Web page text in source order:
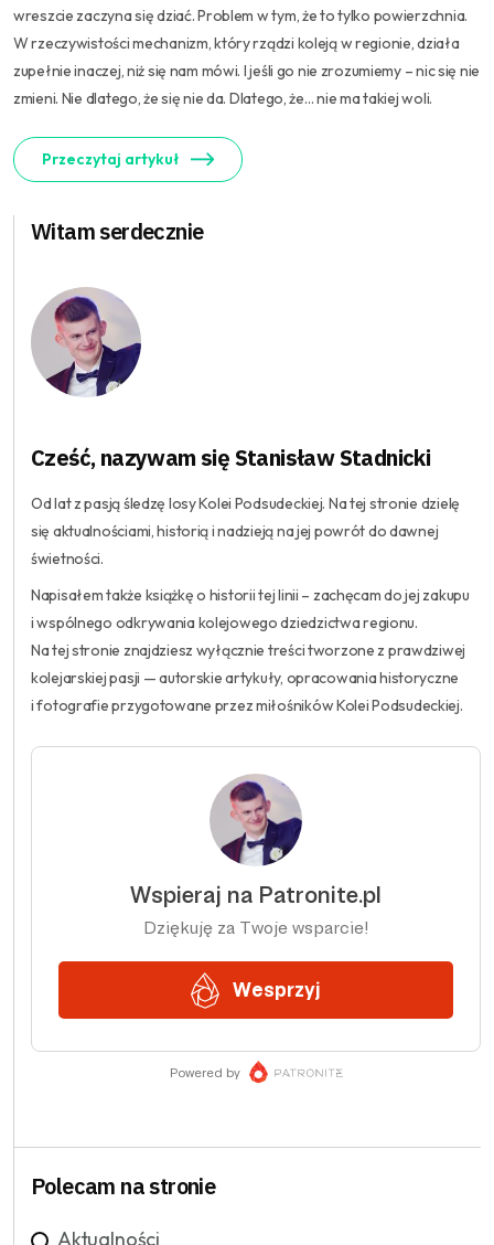
wreszcie zaczyna się dziać. Problem w tym, że to tylko powierzchnia.
W rzeczywistości mechanizm, który rządzi koleją w regionie, działa
zupełnie inaczej, niż się nam mówi. I jeśli go nie zrozumiemy – nic się nie
zmieni. Nie dlatego, że się nie da. Dlatego, że… nie ma takiej woli.
Przeczytaj artykuł
Witam serdecznie
Cześć, nazywam się Stanisław Stadnicki
Od lat z pasją śledzę losy Kolei Podsudeckiej. Na tej stronie dzielę
się aktualnościami, historią i nadzieją na jej powrót do dawnej
świetności.
Napisałem także książkę o historii tej linii – zachęcam do jej zakupu
i wspólnego odkrywania kolejowego dziedzictwa regionu.
Na tej stronie znajdziesz wyłącznie treści tworzone z prawdziwej
kolejarskiej pasji — autorskie artykuły, opracowania historyczne
i fotografie przygotowane przez miłośników Kolei Podsudeckiej.
Polecam na stronie
Aktualności